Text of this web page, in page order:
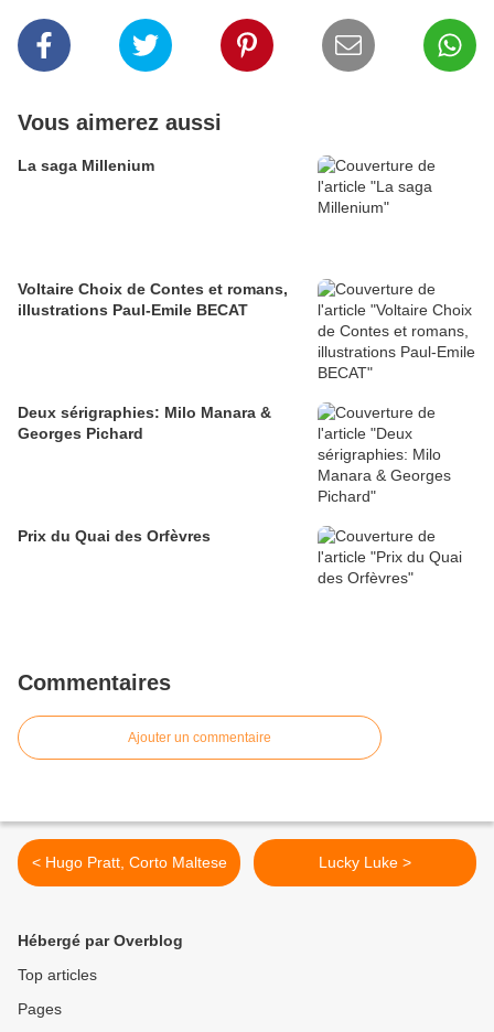
Vous aimerez aussi
La saga Millenium
Voltaire Choix de Contes et romans,
illustrations Paul-Emile BECAT
Deux sérigraphies: Milo Manara &
Georges Pichard
Prix du Quai des Orfèvres
Commentaires
Ajouter un commentaire
< Hugo Pratt, Corto Maltese Lucky Luke >
Hébergé par Overblog
Top articles
Pages